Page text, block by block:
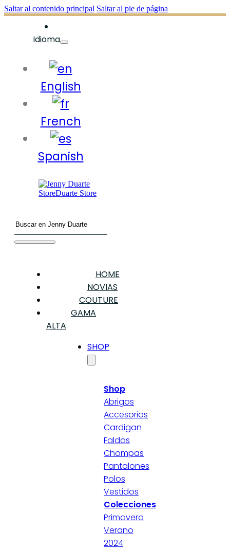
Saltar al contenido principal Saltar al pie de página
Idioma
English
French
Spanish
HOME
NOVIAS
COUTURE
GAMA
ALTA
SHOP
Shop
Abrigos
Accesorios
Cardigan
Faldas
Chompas
Pantalones
Polos
Vestidos
Colecciones
Primavera
Verano
2024